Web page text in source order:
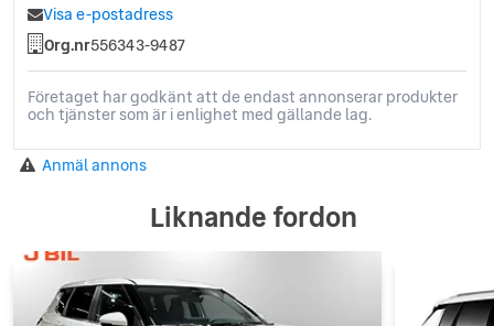
Visa e-postadress
Org.nr556343-9487
Företaget har godkänt att de endast annonserar produkter
och tjänster som är i enlighet med gällande lag.
Anmäl annons
Liknande fordon